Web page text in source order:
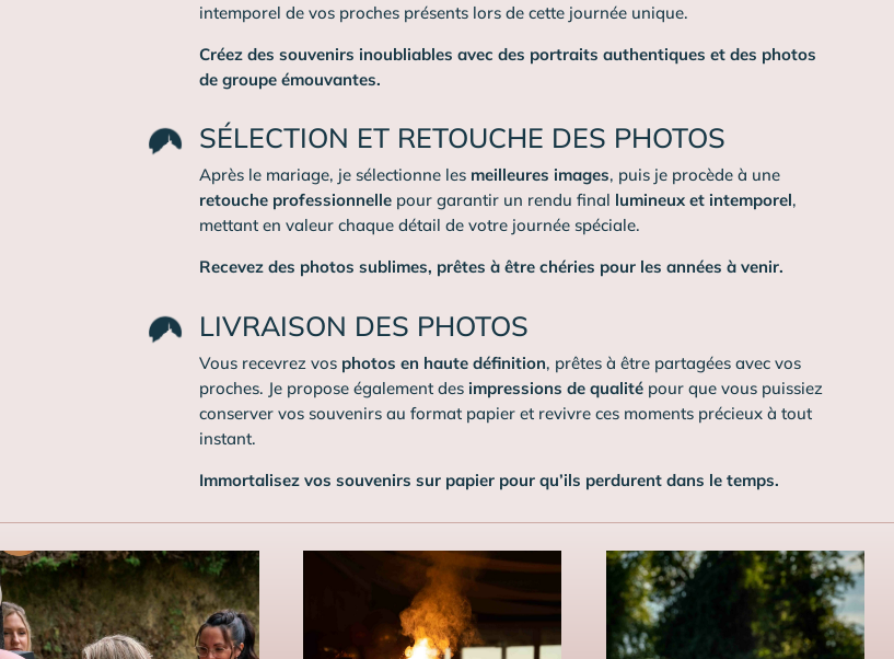
intemporel de vos proches présents lors de cette journée unique.
Créez des souvenirs inoubliables avec des portraits authentiques et des photos
de groupe émouvantes.
SÉLECTION ET RETOUCHE DES PHOTOS
Après le mariage, je sélectionne les meilleures images, puis je procède à une
retouche professionnellepour garantir un rendu final lumineux et intemporel,
mettant en valeur chaque détail de votre journée spéciale.
Recevez des photos sublimes, prêtes à être chéries pour les années à venir.
LIVRAISON DES PHOTOS
Vous recevrez vos photos en haute définition, prêtes à être partagées avec vos
proches. Je propose également des impressions de qualitépour que vous puissiez
conserver vos souvenirs au format papier et revivre ces moments précieux à tout
instant.
Immortalisez vos souvenirs sur papier pour qu’ils perdurent dans le temps.